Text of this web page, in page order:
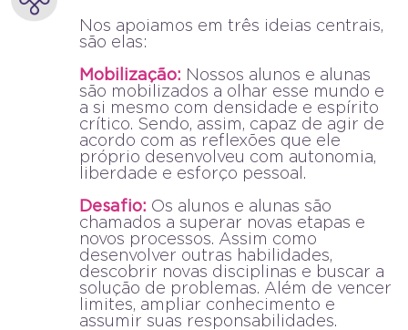
Nos apoiamos em três ideias centrais,
são elas:
Mobilização: Nossos alunos e alunas
são mobilizados a olhar esse mundo e
a si mesmo com densidade e espírito
crítico. Sendo, assim, capaz de agir de
acordo com as reflexões que ele
próprio desenvolveu com autonomia,
liberdade e esforço pessoal.
Desafio: Os alunos e alunas são
chamados a superar novas etapas e
novos processos. Assim como
desenvolver outras habilidades,
descobrir novas disciplinas e buscar a
solução de problemas. Além de vencer
limites, ampliar conhecimento e
assumir suas responsabilidades.